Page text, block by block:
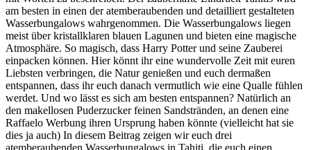
am besten in einen der atemberaubenden und detailliert gestalteten
Wasserbungalows wahrgenommen. Die Wasserbungalows liegen
meist über kristallklaren blauen Lagunen und bieten eine magische
Atmosphäre. So magisch, dass Harry Potter und seine Zauberei
einpacken können. Hier könnt ihr eine wundervolle Zeit mit euren
Liebsten verbringen, die Natur genießen und euch dermaßen
entspannen, dass ihr euch danach vermutlich wie eine Qualle fühlen
werdet. Und wo lässt es sich am besten entspannen? Natürlich an
den makellosen Puderzucker feinen Sandstränden, an denen eine
Raffaelo Werbung ihren Ursprung haben könnte (vielleicht hat sie
dies ja auch) In diesem Beitrag zeigen wir euch drei
atemberaubenden Wasserbungalows in Tahiti, die euch einen